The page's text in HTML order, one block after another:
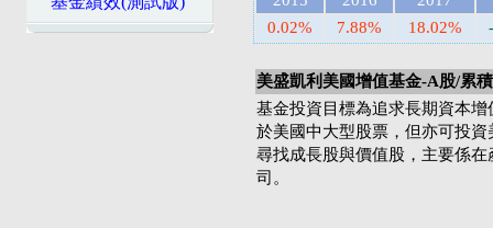
0.02%
7.88% 18.02%
美盛凱利美國增值基金-A股/累
基金投資目標為追求長期資本
於美國中大型股票，但亦可投
尋找成長股與價值股，主要係
司。